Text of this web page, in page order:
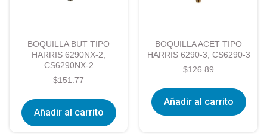
BOQUILLA BUT TIPO
HARRIS 6290NX-2,
CS6290NX-2
$151.77
Añadir al carrito
BOQUILLA ACET TIPO
HARRIS 6290-3, CS6290-3
$126.89
Añadir al carrito